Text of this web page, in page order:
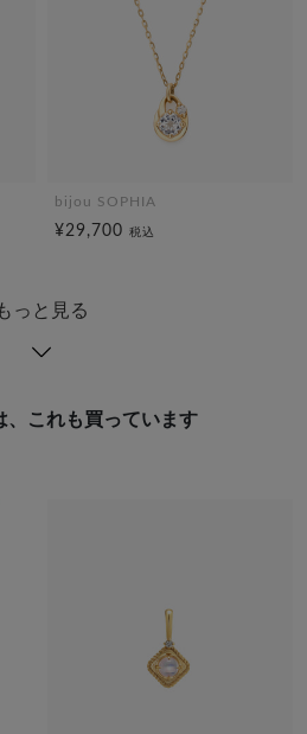
bijou SOPHIA
¥29,700 税込
っと見る
、これも買っています